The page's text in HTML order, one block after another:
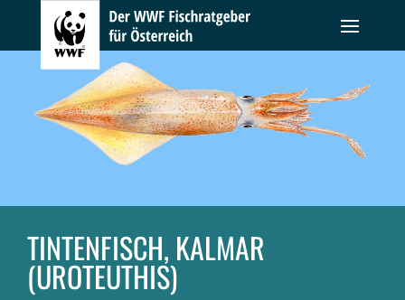
TINTENFISCH, KALMAR
(UROTEUTHIS)